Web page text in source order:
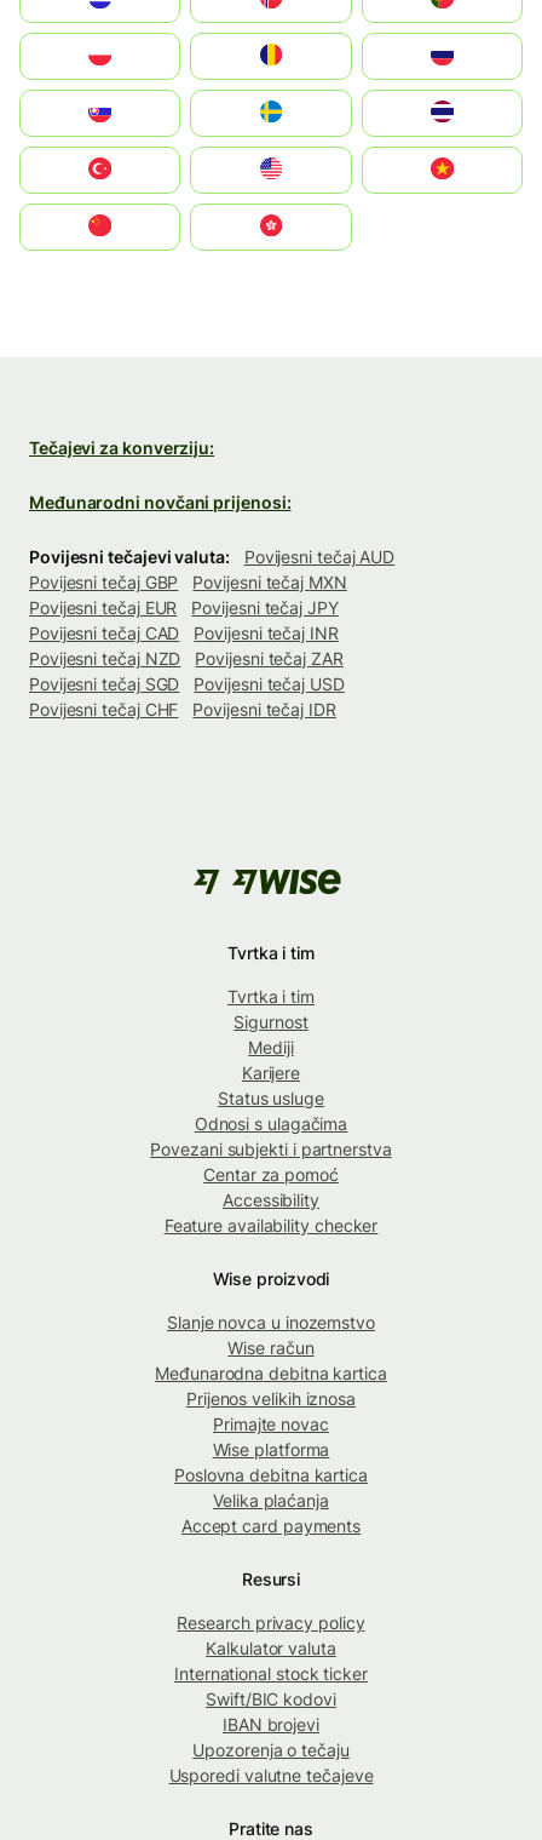
United States
中國香港特別行政區
Tečajevi za konverziju:
Međunarodni novčani prijenosi:
Povijesni tečajevi valuta:
Povijesni tečaj AUD
Povijesni tečaj GBP
Povijesni tečaj MXN
Povijesni tečaj EUR
Povijesni tečaj JPY
Povijesni tečaj CAD
Povijesni tečaj INR
Povijesni tečaj NZD
Povijesni tečaj ZAR
Povijesni tečaj SGD
Povijesni tečaj USD
Povijesni tečaj CHF
Povijesni tečaj IDR
Tvrtka i tim
Tvrtka i tim
Sigurnost
Mediji
Karijere
Status usluge
Odnosi s ulagačima
Povezani subjekti i partnerstva
Centar za pomoć
Accessibility
Feature availability checker
Wise proizvodi
Slanje novca u inozemstvo
Wise račun
Međunarodna debitna kartica
Prijenos velikih iznosa
Primajte novac
Wise platforma
Poslovna debitna kartica
Velika plaćanja
Accept card payments
Resursi
Research privacy policy
Kalkulator valuta
International stock ticker
Swift/BIC kodovi
IBAN brojevi
Upozorenja o tečaju
Usporedi valutne tečajeve
Pratite nas